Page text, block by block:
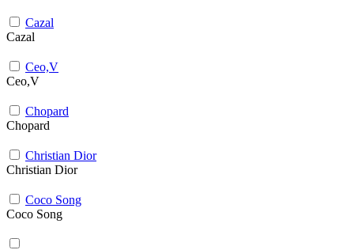
Cazal
Cazal
Ceo,V
Ceo,V
Chopard
Chopard
Christian Dior
Christian Dior
Coco Song
Coco Song